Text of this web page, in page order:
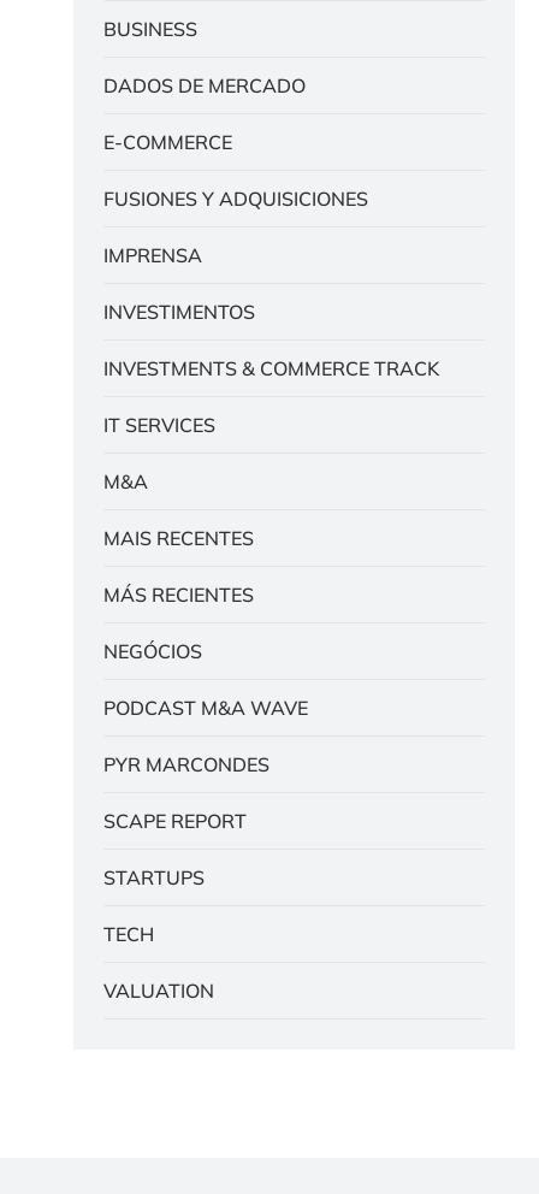
BUSINESS
DADOS DE MERCADO
E-COMMERCE
FUSIONES Y ADQUISICIONES
IMPRENSA
INVESTIMENTOS
INVESTMENTS & COMMERCE TRACK
IT SERVICES
M&A
MAIS RECENTES
MÁS RECIENTES
NEGÓCIOS
PODCAST M&A WAVE
PYR MARCONDES
SCAPE REPORT
STARTUPS
TECH
VALUATION